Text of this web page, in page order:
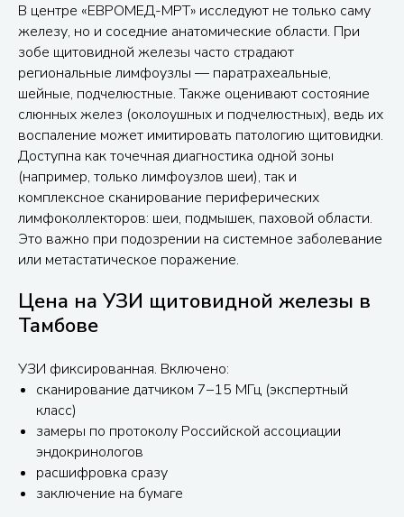
В центре «ЕВРОМЕД-МРТ» исследуют не только саму
железу, но и соседние анатомические области. При
зобе щитовидной железы часто страдают
региональные лимфоузлы — паратрахеальные,
шейные, подчелюстные. Также оценивают состояние
слюнных желез (околоушных и подчелюстных), ведь их
воспаление может имитировать патологию щитовидки.
Доступна как точечная диагностика одной зоны
(например, только лимфоузлов шеи), так и
комплексное сканирование периферических
лимфоколлекторов: шеи, подмышек, паховой области.
Это важно при подозрении на системное заболевание
или метастатическое поражение.
Цена на УЗИ щитовидной железы в
Тамбове
УЗИ фиксированная. Включено:
сканирование датчиком 7–15 МГц (экспертный
класс)
замеры по протоколу Российской ассоциации
эндокринологов
расшифровка сразу
заключение на бумаге